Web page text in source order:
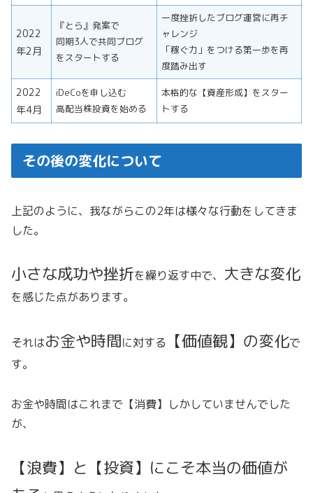
2022
年2月
『とら』発案で
同期3人で共同ブログ
をスタートする
一度挫折したブログ運営に再チ
ャレンジ
「稼ぐ力」をつける第一歩を再
度踏み出す
2022
年4月
iDeCoを申し込む
高配当株投資を始める
本格的な【資産形成】をスター
トする
その後の変化について
上記のように、我ながらこの2年は様々な行動をしてきま
した。
小さな成功や挫折を繰り返す中で、 大きな変化
を感じた点があります。
それはお金や時間に対する 【価値観】 の変化で
す。
お金や時間はこれまで【消費】しかしていませんでした
が、
【浪費】と【投資】にこそ本当の価値が